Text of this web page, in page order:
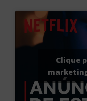
Clique